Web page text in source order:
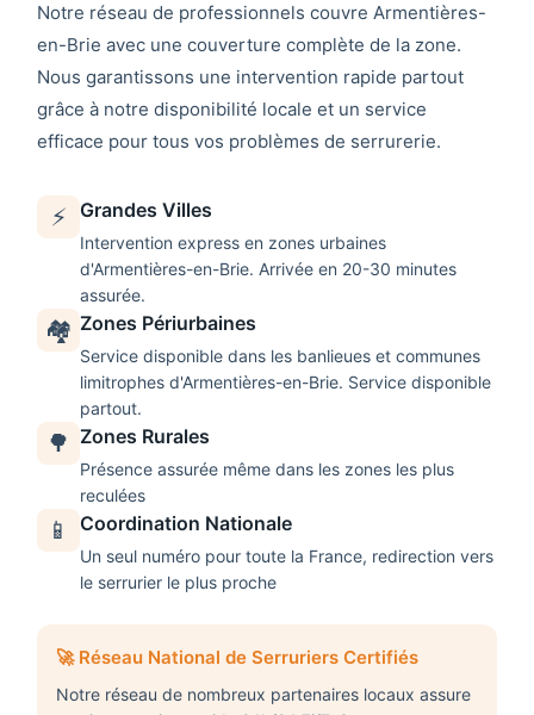
Notre réseau de professionnels couvre Armentières-
en-Brie avec une couverture complète de la zone.
Nous garantissons une intervention rapide partout
grâce à notre disponibilité locale et un service
efficace pour tous vos problèmes de serrurerie.
⚡ Grandes Villes
Intervention express en zones urbaines
d'Armentières-en-Brie. Arrivée en 20-30 minutes
assurée.
🏘️ Zones Périurbaines
Service disponible dans les banlieues et communes
limitrophes d'Armentières-en-Brie. Service disponible
partout.
🌳 Zones Rurales
Présence assurée même dans les zones les plus
reculées
📱 Coordination Nationale
Un seul numéro pour toute la France, redirection vers
le serrurier le plus proche
🚀 Réseau National de Serruriers Certifiés
Notre réseau de nombreux partenaires locaux assure